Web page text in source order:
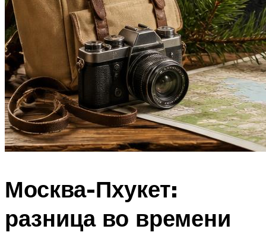
Москва-Пхукет:
разница во времени